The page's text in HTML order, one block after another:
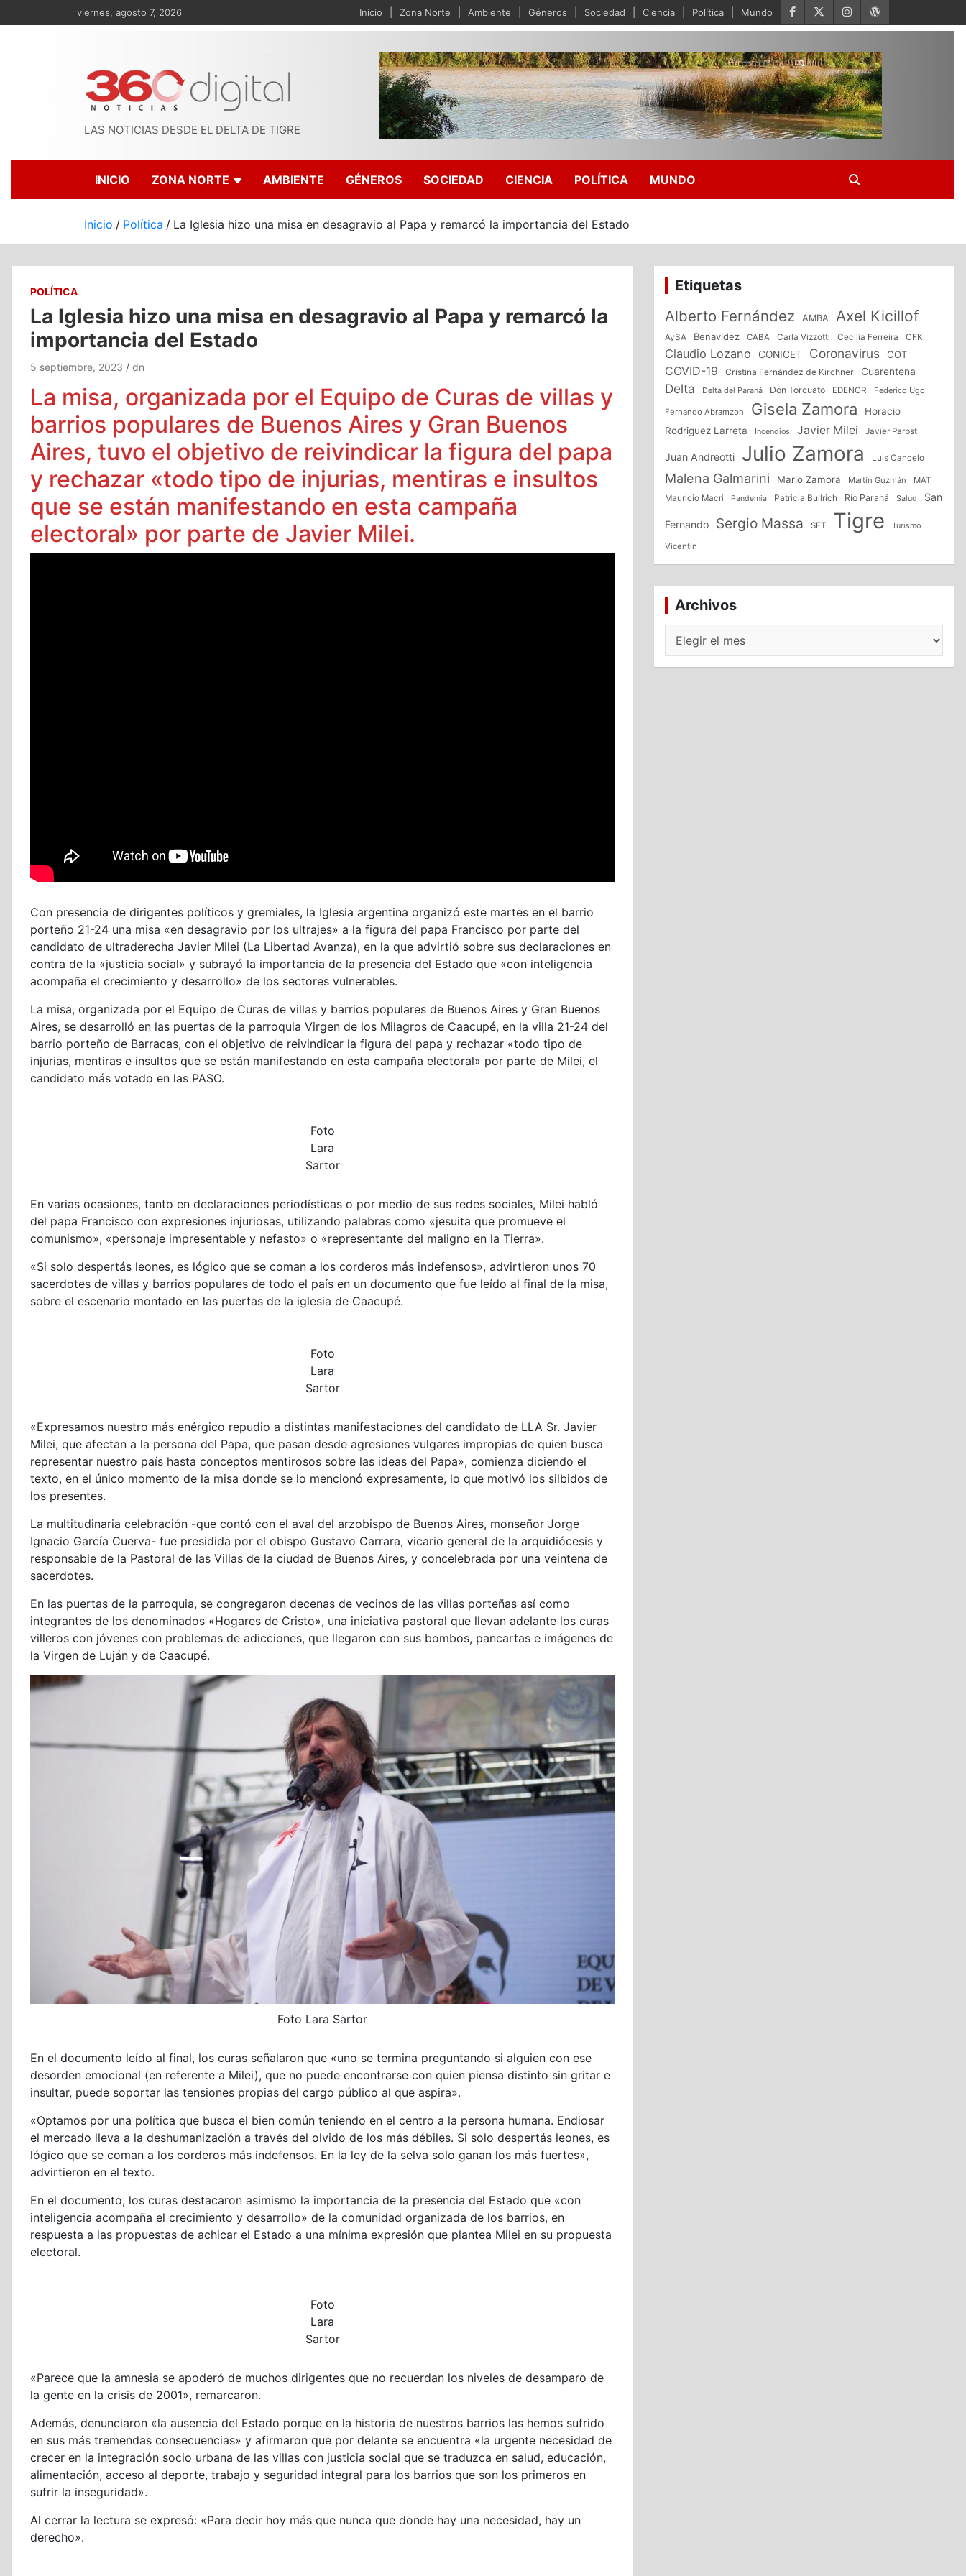
al
viernes, agosto 7, 2026 Inicio Zona Norte Ambiente Géneros Sociedad Ciencia Política Mundo
LAS NOTICIAS DESDE EL DELTA DE TIGRE
INICIO ZONA NORTE AMBIENTE GÉNEROS SOCIEDAD CIENCIA POLÍTICA MUNDO
Inicio Política La Iglesia hizo una misa en desagravio al Papa y remarcó la importancia del Estado
POLÍTICA
La Iglesia hizo una misa en desagravio al Papa y remarcó la
importancia del Estado
5 septiembre, 2023 dn
La misa, organizada por el Equipo de Curas de villas y
barrios populares de Buenos Aires y Gran Buenos
Aires, tuvo el objetivo de reivindicar la figura del papa
y rechazar «todo tipo de injurias, mentiras e insultos
que se están manifestando en esta campaña
electoral» por parte de Javier Milei.
Con presencia de dirigentes políticos y gremiales, la Iglesia argentina organizó este martes en el barrio
porteño 21-24 una misa «en desagravio por los ultrajes» a la figura del papa Francisco por parte del
candidato de ultraderecha Javier Milei (La Libertad Avanza), en la que advirtió sobre sus declaraciones en
contra de la «justicia social» y subrayó la importancia de la presencia del Estado que «con inteligencia
acompaña el crecimiento y desarrollo» de los sectores vulnerables.
La misa, organizada por el Equipo de Curas de villas y barrios populares de Buenos Aires y Gran Buenos
Aires, se desarrolló en las puertas de la parroquia Virgen de los Milagros de Caacupé, en la villa 21-24 del
barrio porteño de Barracas, con el objetivo de reivindicar la figura del papa y rechazar «todo tipo de
injurias, mentiras e insultos que se están manifestando en esta campaña electoral» por parte de Milei, el
candidato más votado en las PASO.
Foto
Lara
Sartor
En varias ocasiones, tanto en declaraciones periodísticas o por medio de sus redes sociales, Milei habló
del papa Francisco con expresiones injuriosas, utilizando palabras como «jesuita que promueve el
comunismo», «personaje impresentable y nefasto» o «representante del maligno en la Tierra».
«Si solo despertás leones, es lógico que se coman a los corderos más indefensos», advirtieron unos 70
sacerdotes de villas y barrios populares de todo el país en un documento que fue leído al final de la misa,
sobre el escenario montado en las puertas de la iglesia de Caacupé.
Foto
Lara
Sartor
«Expresamos nuestro más enérgico repudio a distintas manifestaciones del candidato de LLA Sr. Javier
Milei, que afectan a la persona del Papa, que pasan desde agresiones vulgares impropias de quien busca
representar nuestro país hasta conceptos mentirosos sobre las ideas del Papa», comienza diciendo el
texto, en el único momento de la misa donde se lo mencionó expresamente, lo que motivó los silbidos de
los presentes.
La multitudinaria celebración -que contó con el aval del arzobispo de Buenos Aires, monseñor Jorge
Ignacio García Cuerva- fue presidida por el obispo Gustavo Carrara, vicario general de la arquidiócesis y
responsable de la Pastoral de las Villas de la ciudad de Buenos Aires, y concelebrada por una veintena de
sacerdotes.
En las puertas de la parroquia, se congregaron decenas de vecinos de las villas porteñas así como
integrantes de los denominados «Hogares de Cristo», una iniciativa pastoral que llevan adelante los curas
villeros con jóvenes con problemas de adicciones, que llegaron con sus bombos, pancartas e imágenes de
la Virgen de Luján y de Caacupé.
Foto Lara Sartor
En el documento leído al final, los curas señalaron que «uno se termina preguntando si alguien con ese
desorden emocional (en referente a Milei), que no puede encontrarse con quien piensa distinto sin gritar e
insultar, puede soportar las tensiones propias del cargo público al que aspira».
«Optamos por una política que busca el bien común teniendo en el centro a la persona humana. Endiosar
el mercado lleva a la deshumanización a través del olvido de los más débiles. Si solo despertás leones, es
lógico que se coman a los corderos más indefensos. En la ley de la selva solo ganan los más fuertes»,
advirtieron en el texto.
En el documento, los curas destacaron asimismo la importancia de la presencia del Estado que «con
inteligencia acompaña el crecimiento y desarrollo» de la comunidad organizada de los barrios, en
respuesta a las propuestas de achicar el Estado a una mínima expresión que plantea Milei en su propuesta
electoral.
Foto
Lara
Sartor
«Parece que la amnesia se apoderó de muchos dirigentes que no recuerdan los niveles de desamparo de
la gente en la crisis de 2001», remarcaron.
Además, denunciaron «la ausencia del Estado porque en la historia de nuestros barrios las hemos sufrido
en sus más tremendas consecuencias» y afirmaron que por delante se encuentra «la urgente necesidad de
crecer en la integración socio urbana de las villas con justicia social que se traduzca en salud, educación,
alimentación, acceso al deporte, trabajo y seguridad integral para los barrios que son los primeros en
sufrir la inseguridad».
Al cerrar la lectura se expresó: «Para decir hoy más que nunca que donde hay una necesidad, hay un
derecho».
Etiquetas
Alberto Fernández AMBA Axel Kicillof
AySA Benavidez CABA Carla Vizzotti Cecilia Ferreira CFK
Claudio Lozano CONICET Coronavirus COT
COVID-19 Cristina Fernández de Kirchner Cuarentena
Delta Delta del Paraná Don Torcuato EDENOR Federico Ugo
Fernando Abramzon Gisela Zamora
Horacio
Rodriguez Larreta
Incendios Javier Milei Javier Parbst
Juan Andreotti Julio Zamora Luis Cancelo
Malena Galmarini Mario Zamora Martín Guzmán
MAT
Mauricio Macri
Pandemia Patricia Bullrich Río Paraná Salud San
Fernando Sergio Massa SET Tigre Turismo
Vicentín
Archivos
Archivos